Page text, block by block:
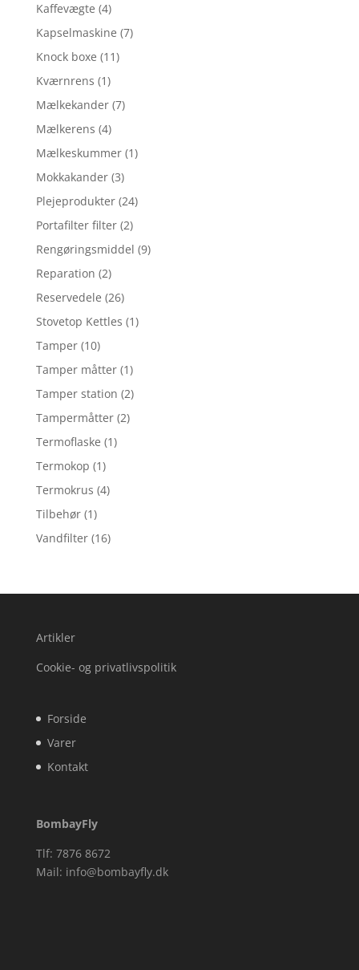
Kaffevægte (4)
Kapselmaskine (7)
Knock boxe (11)
Kværnrens (1)
Mælkekander (7)
Mælkerens (4)
Mælkeskummer (1)
Mokkakander (3)
Plejeprodukter (24)
Portafilter filter (2)
Rengøringsmiddel (9)
Reparation (2)
Reservedele (26)
Stovetop Kettles (1)
Tamper (10)
Tamper måtter (1)
Tamper station (2)
Tampermåtter (2)
Termoflaske (1)
Termokop (1)
Termokrus (4)
Tilbehør (1)
Vandfilter (16)
Artikler
Cookie- og privatlivspolitik
Forside
Varer
Kontakt
BombayFly
Tlf: 7876 8672
Mail: info@bombayfly.dk